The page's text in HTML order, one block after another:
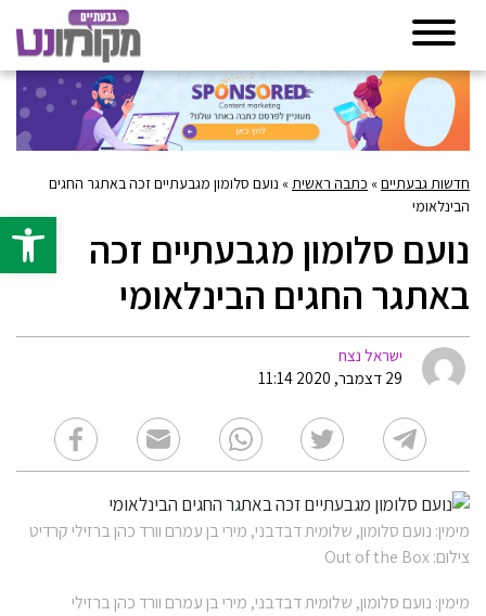
פתח
חדשות גבעתיים» כתבה ראשית » נועם סלומון מגבעתיים זכה באתגר החגים
הבינלאומי
נועם סלומון מגבעתיים זכה
באתגר החגים הבינלאומי
ישראל נצח
29 דצמבר, 2020 11:14
מימין: נועם סלומון, שלומית דבדבני, מירי בן עמרם וורד כהן ברזילי קרדיט
צילום: Out of the Box
מימין: נועם סלומון, שלומית דבדבני, מירי בן עמרם וורד כהן ברזילי